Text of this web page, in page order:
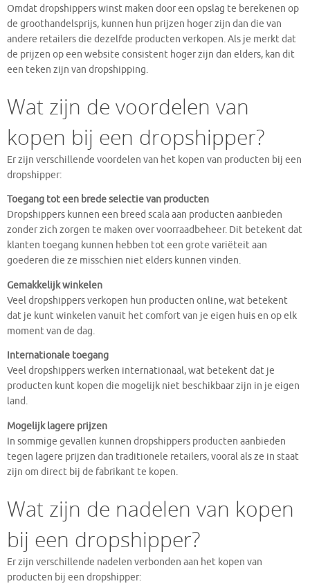
Omdat dropshippers winst maken door een opslag te berekenen op
de groothandelsprijs, kunnen hun prijzen hoger zijn dan die van
andere retailers die dezelfde producten verkopen. Als je merkt dat
de prijzen op een website consistent hoger zijn dan elders, kan dit
een teken zijn van dropshipping.
Wat zijn de voordelen van
kopen bij een dropshipper?
Er zijn verschillende voordelen van het kopen van producten bij een
dropshipper:
Toegang tot een brede selectie van producten
Dropshippers kunnen een breed scala aan producten aanbieden
zonder zich zorgen te maken over voorraadbeheer. Dit betekent dat
klanten toegang kunnen hebben tot een grote variëteit aan
goederen die ze misschien niet elders kunnen vinden.
Gemakkelijk winkelen
Veel dropshippers verkopen hun producten online, wat betekent
dat je kunt winkelen vanuit het comfort van je eigen huis en op elk
moment van de dag.
Internationale toegang
Veel dropshippers werken internationaal, wat betekent dat je
producten kunt kopen die mogelijk niet beschikbaar zijn in je eigen
land.
Mogelijk lagere prijzen
In sommige gevallen kunnen dropshippers producten aanbieden
tegen lagere prijzen dan traditionele retailers, vooral als ze in staat
zijn om direct bij de fabrikant te kopen.
Wat zijn de nadelen van kopen
bij een dropshipper?
Er zijn verschillende nadelen verbonden aan het kopen van
producten bij een dropshipper: